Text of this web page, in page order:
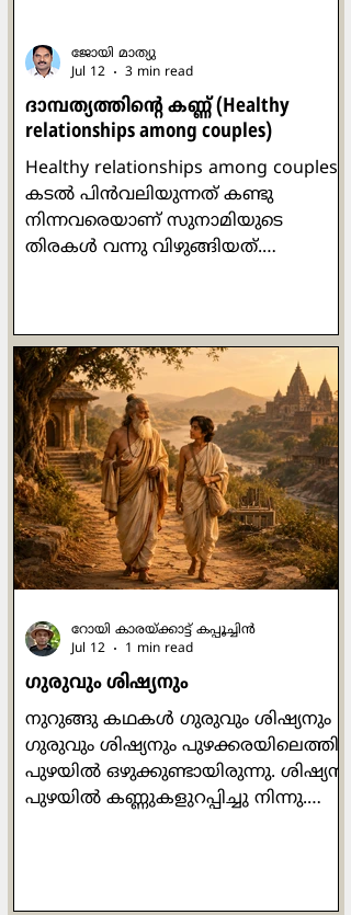
ദാമ്പത്യത്തിന്‍റെ കണ്ണ് (Healthy
relationships ​among couples)
Healthy relationships ​among couples
കടല്‍ പിന്‍വലിയുന്നത് കണ്ടു
നിന്നവരെയാണ് സുനാമിയുടെ
തിരകള്‍ വന്നു വിഴുങ്ങിയത്.
പിന്‍വലിയല്‍ അപകടത്തിന്‍റെ
മുന്നോടിയാണ്, കടലിന്‍റെ കാര്യത്തില്‍
മാത്രമല്ല ദാമ്പത്യത്തിന്‍റെ
കാര്യത്തിലും. രണ്ടിലൊരാള്‍
പിന്‍വലിയുന്നു അല്ലെങ്കില്‍
ഉള്‍വലിയുന്നു എന്നതാണ് ദാമ്പത്യം
നേരിടുന്ന ഏറ്റവും വലിയ വെല്ലുവിളി.
വളരെ ഉന്‍മേഷത്തോടെ പോയിരുന്ന
ബന്ധത്തില്‍ മെല്ലെ മ
ജോയി മാത്യു
Jul 12
3 min read
ഗുരുവും ശിഷ്യനും
നുറുങ്ങു കഥകള്‍ ഗുരുവും ശിഷ്യനും
ഗുരുവും ശിഷ്യനും പുഴക്കരയിലെത്തി.
പുഴയില്‍ ഒഴുക്കുണ്ടായിരുന്നു. ശിഷ്യന്‍
പുഴയില്‍ കണ്ണുകളുറപ്പിച്ചു നിന്നു.
റോയി കാരയ്ക്കാട്ട് കപ്പൂച്ചിൻ
Jul 12
1 min read